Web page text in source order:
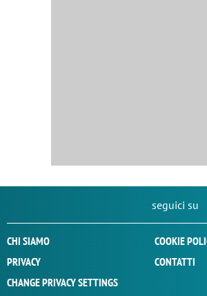
seguici su
CHI SIAMO
COOKIE
PRIVACY
CONTATTI
CHANGE PRIVACY SETTINGS